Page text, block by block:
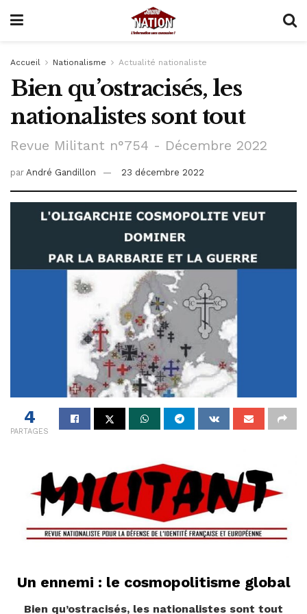
Accueil Nationalisme Actualité nationaliste
Bien qu’ostracisés, les
nationalistes sont tout
Revue Militant n°754 - Décembre 2022
par André Gandillon 23 décembre 2022
4
PARTAGES
Un ennemi : le cosmopolitisme global
Bien qu’ostracisés, les nationalistes sont tout